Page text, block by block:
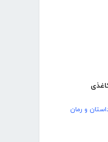
و رمان